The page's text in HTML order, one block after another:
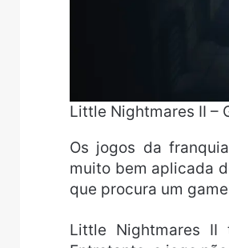
Little Nightmares II –
Os jogos da
muito bem aplicada
que procura um
Little Nightmares II